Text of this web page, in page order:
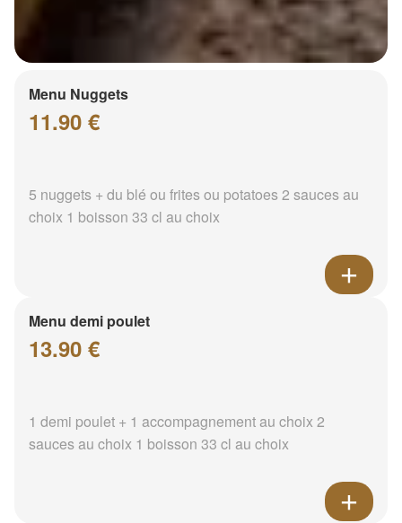
Menu Nuggets
11.90 €
5 nuggets + du blé ou frites ou potatoes 2 sauces au
choix 1 boisson 33 cl au choix
Menu demi poulet
13.90 €
1 demi poulet + 1 accompagnement au choix 2
sauces au choix 1 boisson 33 cl au choix